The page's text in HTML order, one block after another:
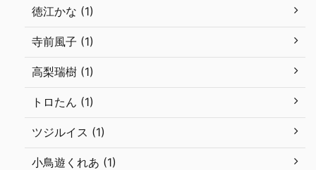
徳江かな (1)
寺前風子 (1)
高梨瑞樹 (1)
トロたん (1)
ツジルイス (1)
小鳥遊くれあ (1)